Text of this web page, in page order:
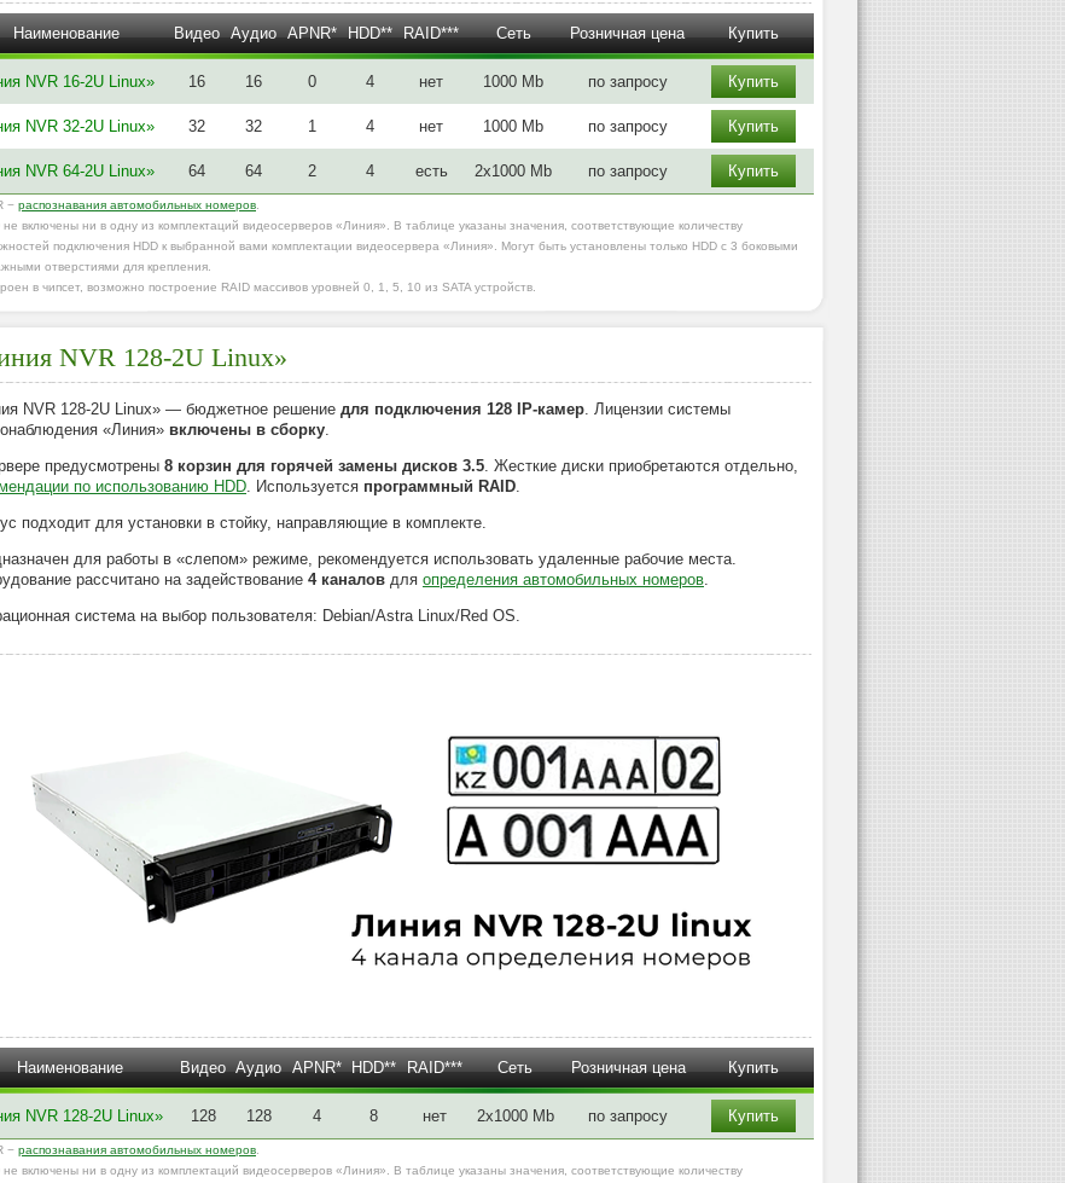
Наименование Видео Аудио APNR* HDD** RAID*** Сеть Розничная цена Купить
NVR 16-2U Linux» 16 16 0 4 нет 1000 Mb по запросу Купить
NVR 32-2U Linux» 32 32 1 4 нет 1000 Mb по запросу Купить
NVR 64-2U Linux» 64 64 2 4 есть 2х1000 Mb по запросу Купить
− распознавания автомобильных номеров
не включены ни в одну из комплектаций видеосерверов «Линия». В таблице указаны значения, соответствующие количеству
подключения HDD к выбранной вами комплектации видеосервера «Линия». Могут быть установлены только HDD с 3 боковыми
отверстиями для крепления.
в чипсет, возможно построение RAID массивов уровней 0, 1, 5, 10 из SATA устройств.
NVR 128-2U Linux»
NVR 128-2U Linux» — бюджетное решение для подключения 128 IP-камер. Лицензии системы
«Линия» включены в сборку.
предусмотрены 8 корзин для горячей замены дисков 3.5. Жесткие диски приобретаются отдельно,
по использованию HDD. Используется программный RAID.
подходит для установки в стойку, направляющие в комплекте.
для работы в «слепом» режиме, рекомендуется использовать удаленные рабочие места.
рассчитано на задействование 4 каналов для определения автомобильных номеров.
система на выбор пользователя: Debian/Astra Linux/Red OS.
Наименование Видео Аудио APNR* HDD** RAID*** Сеть Розничная цена Купить
NVR 128-2U Linux» 128 128 4 8 нет 2х1000 Mb по запросу Купить
− распознавания автомобильных номеров
не включены ни в одну из комплектаций видеосерверов «Линия». В таблице указаны значения, соответствующие количеству